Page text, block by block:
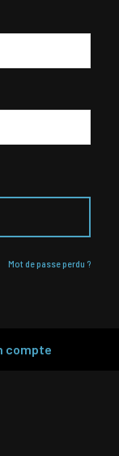
Mot de passe perdu ?
compte